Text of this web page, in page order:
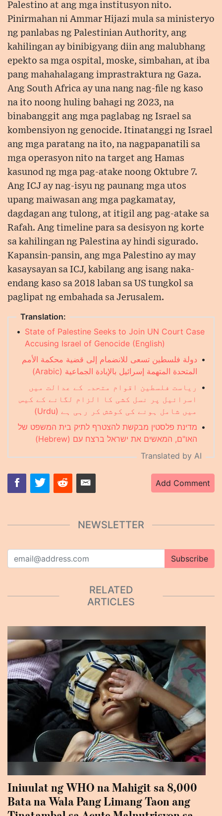
Palestino at ang mga institusyon nito.
Pinirmahan ni Ammar Hijazi mula sa ministeryo
ng panlabas ng Palestinian Authority, ang
kahilingan ay binibigyang diin ang malubhang
epekto sa mga ospital, moske, simbahan, at iba
pang mahahalagang imprastraktura ng Gaza.
Ang South Africa ay una nang nag-file ng kaso
na ito noong huling bahagi ng 2023, na
binabanggit ang mga paglabag ng Israel sa
kombensiyon ng genocide. Itinatanggi ng Israel
ang mga paratang na ito, na nagpapanatili sa
mga operasyon nito na target ang Hamas
kasunod ng mga pag-atake noong Oktubre 7.
Ang ICJ ay nag-isyu ng paunang mga utos
upang maiwasan ang mga pagkamatay,
dagdagan ang tulong, at itigil ang pag-atake sa
Rafah. Ang timeline para sa desisyon ng korte
sa kahilingan ng Palestina ay hindi sigurado.
Kapansin-pansin, ang mga Palestino ay may
kasaysayan sa ICJ, kabilang ang isang naka-
endang kaso sa 2018 laban sa US tungkol sa
paglipat ng embahada sa Jerusalem.
Translation:
• State of Palestine Seeks to Join UN Court Case
Accusing Israel of Genocide (English)
• دولة فلسطين تسعى للانضمام إلى قضية محكمة الأمم
المتحدة المتهمة إسرائيل بالإبادة الجماعية (Arabic)
•
ریاست فلسطین اقوام متحدہ کے عدالت میں
اسرائیل پر نسل کشی کا الزام لگانے کے کیس
میں شامل ہونے کی کوشش کر رہی ہے (Urdu)
• מדינת פלסטין מבקשת להצטרף לתיק בית המשפט של
האו"ם, המאשים את ישראל ברצח עם (Hebrew)
Translated by AI
Add Comment
NEWSLETTER
Subscribe
RELATED
ARTICLES
Iniuulat ng WHO na Mahigit sa 8,000
Bata na Wala Pang Limang Taon ang